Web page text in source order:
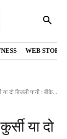
WEB
या दो बिजली पानी : बीके...
या दो